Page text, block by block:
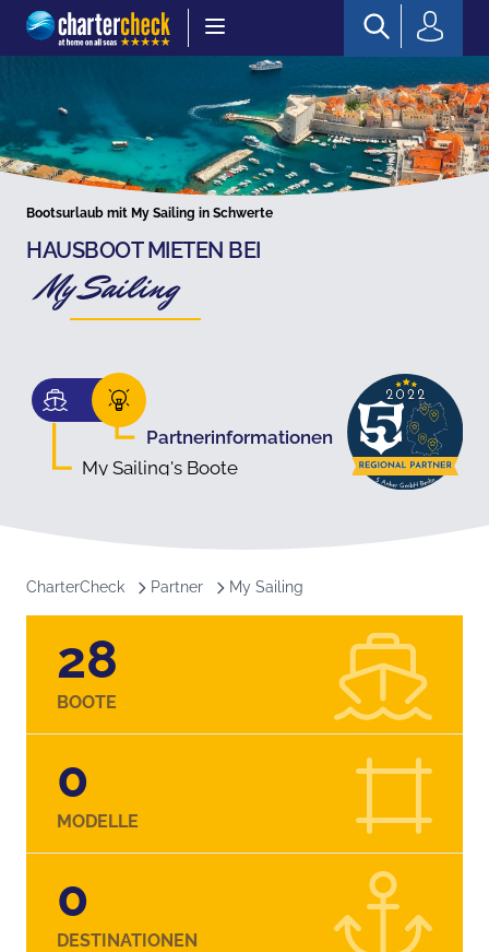
Chartercheck
Bootsurlaub mit My Sailing in Schwerte
HAUSBOOT MIETEN BEI
My Sailing
Partnerinformationen
My Sailing's Boote
CharterCheck Partner My Sailing
28
BOOTE
0
MODELLE
0
DESTINATIONEN